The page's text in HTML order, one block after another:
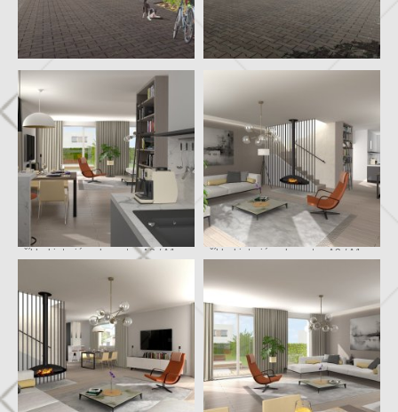
příklad interiéru domu typ A3 / A1 příklad interiéru domu typ A3 / A1